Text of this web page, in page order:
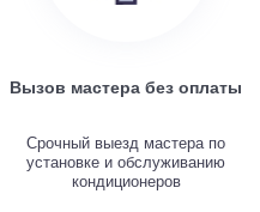
Вызов мастера без оплаты
Срочный выезд мастера по
установке и обслуживанию
кондиционеров